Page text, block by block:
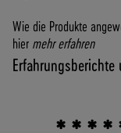
Wie die Produkte
hier mehr erfahren
Erfahrungsberichte